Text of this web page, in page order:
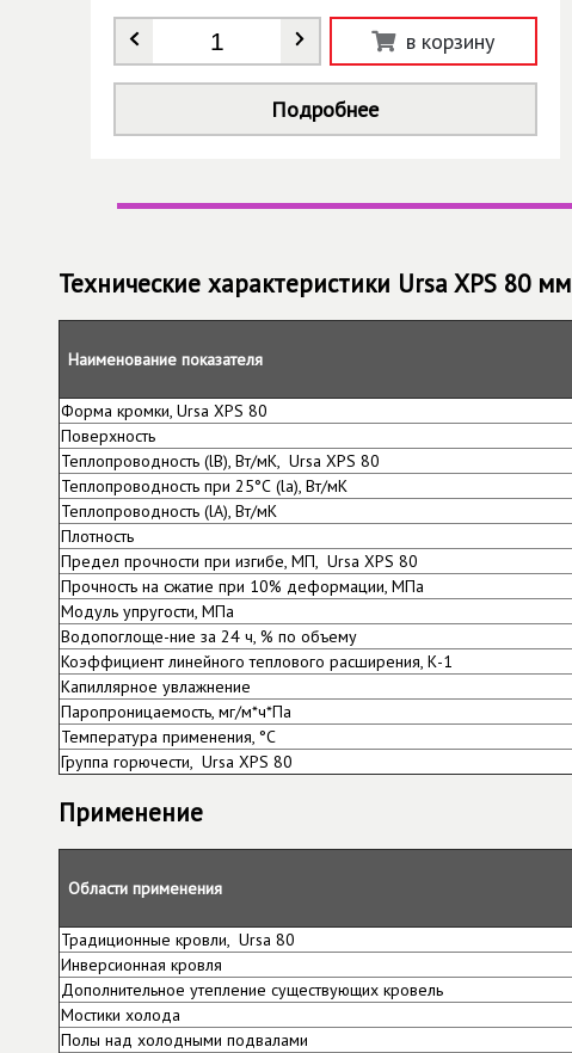
Количество * в корзину
Подробнее
Технические характеристики Ursa XPS 80 мм
Наименование показателя
Форма кромки, Ursa XPS 80
Поверхность
Теплопроводность (lB), Вт/мК, Ursa XPS 80
Теплопроводность при 25°С (lа), Вт/мК
Теплопроводность (lА), Вт/мК
Плотность
Предел прочности при изгибе, МП, Ursa XPS 80
Прочность на сжатие при 10% деформации, МПа
Модуль упругости, МПа
Водопоглоще-ние за 24 ч, % по объему
Коэффициент линейного теплового расширения, К-1
Капиллярное увлажнение
Паропроницаемость, мг/м*ч*Па
Температура применения, °С
Группа горючести, Ursa XPS 80
Применение
Области применения
Традиционные кровли, Ursa 80
Инверсионная кровля
Дополнительное утепление существующих кровель
Мостики холода
Полы над холодными подвалами